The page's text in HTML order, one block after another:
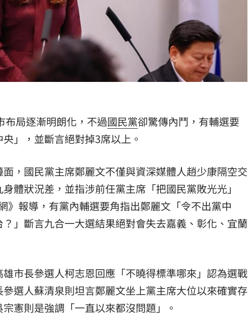
10:30
布局逐漸明朗化，不過國民黨卻驚傳內鬥，有輔選要
央」，並斷言絕對掉3席以上。
，國民黨主席鄭麗文不僅與資深媒體人趙少康隔空交
體狀況差，並指涉前任黨主席「把國民黨敗光光」
》報導，有黨內輔選要角指出鄭麗文「令不出黨中
」斷言九合一大選結果絕對會失去嘉義、彰化、宜蘭
市長參選人柯志恩回應「不曉得標準哪來」認為選戰
選人蘇清泉則坦言鄭麗文坐上黨主席大位以來確實存
憲則是強調「一直以來都沒問題」。